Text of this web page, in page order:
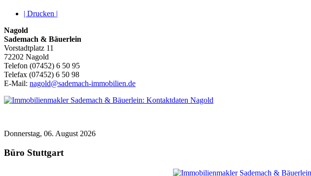
| Drucken |
Nagold
Sademach & Bäuerlein
Vorstadtplatz 11
72202 Nagold
Telefon (07452) 6 50 95
Telefax (07452) 6 50 98
E-Mail: nagold@sademach-immobilien.de
Donnerstag, 06. August 2026
Büro Stuttgart